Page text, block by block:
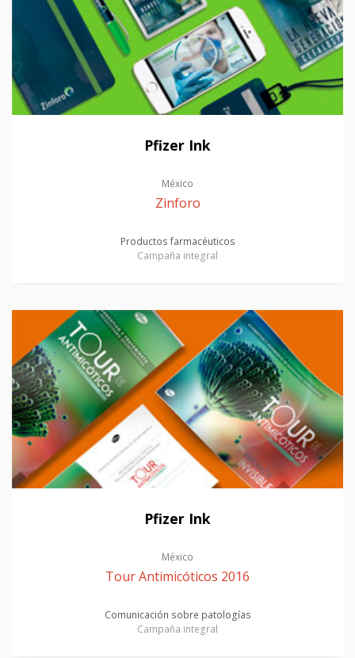
Pfizer Ink
México
Zinforo
Productos farmacéuticos
Campaña integral
Pfizer Ink
México
Tour Antimicóticos 2016
Comunicación sobre patologías
Campaña integral